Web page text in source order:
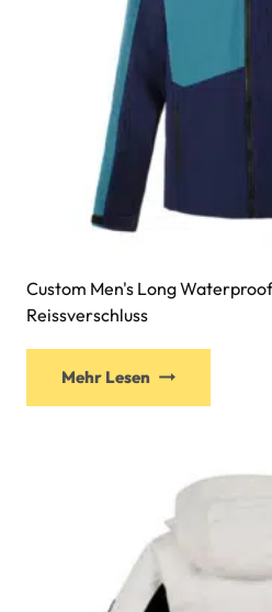
Custom Men's Long
Reissverschluss
Mehr Lesen